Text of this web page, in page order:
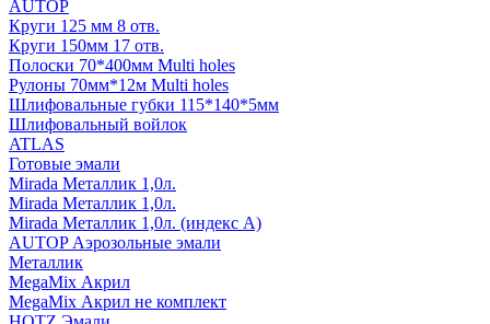
AUTOP
Круги 125 мм 8 отв.
Круги 150мм 17 отв.
Полоски 70*400мм Multi holes
Рулоны 70мм*12м Multi holes
Шлифовальные губки 115*140*5мм
Шлифовальный войлок
ATLAS
Готовые эмали
Mirada Металлик 1,0л.
Mirada Металлик 1,0л.
Mirada Металлик 1,0л. (индекс А)
AUTOP Аэрозольные эмали
Металлик
MegaMix Акрил
MegaMix Акрил не комплект